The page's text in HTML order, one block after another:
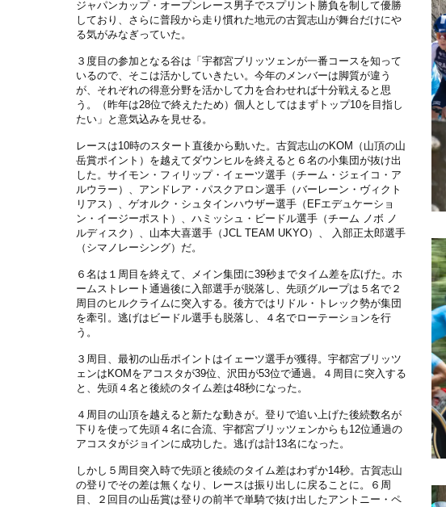
ジャパンカップ・オープンレース男子でスプリント勝負を制して優勝
しており、さらに普段から走り慣れた地元の古賀志山が舞台だけにや
る気がみなぎっていた。
３度目の参加となる谷は「宇都宮ブリッツェンが一番コースを知って
いるので、そこは活かしていきたい。今年のメンバーは脚質が違う
が、それぞれの得意分野を活かして力を合わせれば十分戦えると思
う。（昨年は28位で終えたため）個人としてはまずトップ10を目指し
たい」と意気込みを見せる。
レースは10時のスタート直後から動いた。古賀志山のKOM（山頂の山
岳賞ポイント）を越えてダウンヒルを終えると６名の小集団が抜け出
した。サイモン・フィリップ・イェーツ選手（チーム・ジェイコ・ア
ルウラー）、アンドレア・パスクアロン選手（バーレーン・ヴィクト
リアス）、ゲオルク・シュタインハウザー選手（EFエデュケーショ
ン・イージーポスト）、ハミッシュ・ビードル選手（チーム ノボ ノ
ルディスク）、山本大喜選手（JCL TEAM UKYO）、 入部正太郎選手
（シマノレーシング）だ。
６名は１周目を終えて、メイン集団に39秒までタイム差を広げた。ホ
ームストレート通過後に入部選手が脱落し、先頭グループは５名で２
周目のヒルクライムに突入する。後方ではリドル・トレック勢が集団
を牽引。逃げはビードル選手も脱落し、４名でローテーションを行
う。
３周目、最初の山岳ポイントはイェーツ選手が獲得。宇都宮ブリッツ
ェンはKOMをアコスタが39位、沢田が53位で通過。４周目に突入する
と、先頭４名と後続のタイム差は48秒になった。
４周目の山頂を越えると新たな動きが。登りで追い上げた後続数名が
下りを使って先頭４名に合流、宇都宮ブリッツェンからも12位通過の
アコスタがジョインに成功した。逃げは計13名になった。
しかし５周目突入時で先頭と後続のタイム差はわずか14秒。古賀志山
の登りでその差は無くなり、レースは振り出しに戻ることに。６周
目、２回目の山岳賞は登りの前半で単騎で抜け出したアントニー・ペ